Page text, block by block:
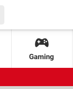
Gaming